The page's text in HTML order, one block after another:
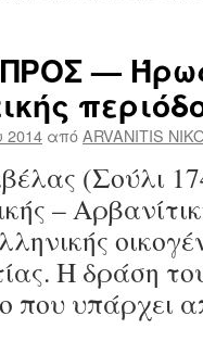
—
2014 απόARVANITIS
(Σούλι
–
Η δράση
που υπάρχει